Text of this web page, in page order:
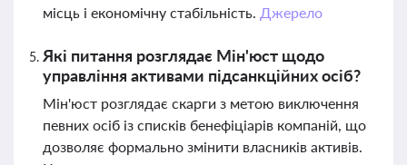
місць і економічну стабільність. Джерело
Які питання розглядає Мін'юст щодо
управління активами підсанкційних осіб?
Мін'юст розглядає скарги з метою виключення
певних осіб із списків бенефіціарів компаній, що
дозволяє формально змінити власників активів.